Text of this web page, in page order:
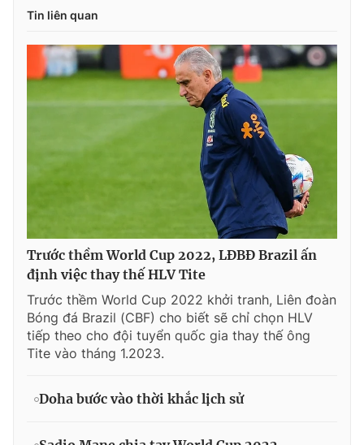
Tin liên quan
Trước thềm World Cup 2022, LĐBĐ Brazil ấn
định việc thay thế HLV Tite
Trước thềm World Cup 2022 khởi tranh, Liên đoàn
Bóng đá Brazil (CBF) cho biết sẽ chỉ chọn HLV
tiếp theo cho đội tuyển quốc gia thay thế ông
Tite vào tháng 1.2023.
Doha bước vào thời khắc lịch sử